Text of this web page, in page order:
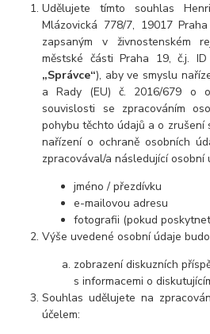
Udělujete tímto souhlas
Mlázovická 778/7, 19017
zapsaným v živnostenském
městské části Praha 19, č.j.
„Správce“), aby ve smyslu
a Rady (EU) č. 2016/679 o
souvislosti se zpracováním
pohybu těchto údajů a o zrušení
nařízení o ochraně osobních
zpracovával/a následující osobní
jméno / přezdívku
e-mailovou adresu
fotografii (pokud
Výše uvedené osobní údaje
zobrazení diskuzních
s informacemi o
Souhlas udělujete na
účelem: